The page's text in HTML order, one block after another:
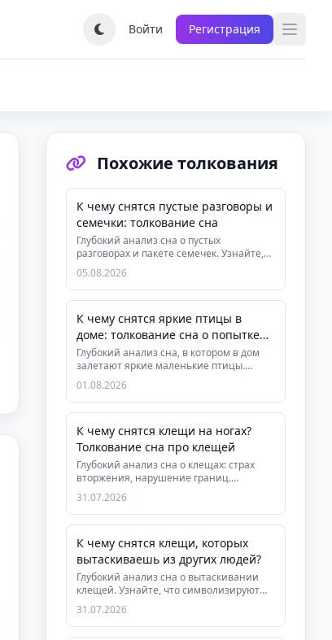
Войти Регистрация
Похожие толкования
К чему снятся пустые разговоры и
семечки: толкование сна
Глубокий анализ сна о пустых
разговорах и пакете семечек. Узнайте,
что означает этот сон с точки зре...
05.08.2026
К чему снятся яркие птицы в
доме: толкование сна о попытке
выгнать птиц
Глубокий анализ сна, в котором в дом
залетают яркие маленькие птицы.
Узнайте, что символизирует втор...
01.08.2026
К чему снятся клещи на ногах?
Толкование сна про клещей
Глубокий анализ сна о клещах: страх
вторжения, нарушение границ.
Узнайте, что означает вытаскивать к...
31.07.2026
К чему снятся клещи, которых
вытаскиваешь из других людей?
Глубокий анализ сна о вытаскивании
клещей. Узнайте, что символизируют
клещи в психологии и как сон с...
31.07.2026